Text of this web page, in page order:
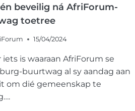
beveilig ná AfriForum-
toetree
15/04/2024
iets is waaraan AfriForum se
buurtwag al sy aandag aan
om dié gemeenskap te